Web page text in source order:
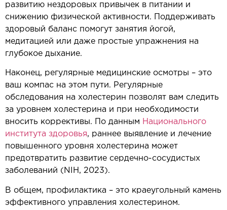
развитию нездоровых привычек в питании и
снижению физической активности. Поддерживать
здоровый баланс помогут занятия йогой,
медитацией или даже простые упражнения на
глубокое дыхание.
Наконец, регулярные медицинские осмотры – это
ваш компас на этом пути. Регулярные
обследования на холестерин позволят вам следить
за уровнем холестерина и при необходимости
вносить коррективы. По данным Национального
института здоровья, раннее выявление и лечение
повышенного уровня холестерина может
предотвратить развитие сердечно-сосудистых
заболеваний (NIH, 2023).
В общем, профилактика – это краеугольный камень
эффективного управления холестерином.